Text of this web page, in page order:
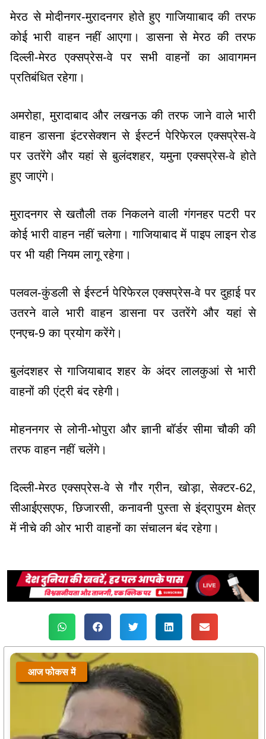
मेरठ से मोदीनगर-मुरादनगर होते हुए गाजियााबाद की तरफ
कोई भारी वाहन नहीं आएगा। डासना से मेरठ की तरफ
दिल्ली-मेरठ एक्सप्रेस-वे पर सभी वाहनों का आवागमन
प्रतिबंधित रहेगा।
अमरोहा, मुरादाबाद और लखनऊ की तरफ जाने वाले भारी
वाहन डासना इंटरसेक्शन से ईस्टर्न पेरिफेरल एक्सप्रेस-वे
पर उतरेंगे और यहां से बुलंदशहर, यमुना एक्सप्रेस-वे होते
हुए जाएंगे।
मुरादनगर से खतौली तक निकलने वाली गंगनहर पटरी पर
कोई भारी वाहन नहीं चलेगा। गाजियाबाद में पाइप लाइन रोड
पर भी यही नियम लागू रहेगा।
पलवल-कुंडली से ईस्टर्न पेरिफेरल एक्सप्रेस-वे पर दुहाई पर
उतरने वाले भारी वाहन डासना पर उतरेंगे और यहां से
एनएच-9 का प्रयोग करेंगे।
बुलंदशहर से गाजियाबाद शहर के अंदर लालकुआं से भारी
वाहनों की एंट्री बंद रहेगी।
मोहननगर से लोनी-भोपुरा और ज्ञानी बॉर्डर सीमा चौकी की
तरफ वाहन नहीं चलेंगे।
दिल्ली-मेरठ एक्सप्रेस-वे से गौर ग्रीन, खोड़ा, सेक्टर-62,
सीआईएसएफ, छिजारसी, कनावनी पुस्ता से इंद्रापुरम क्षेत्र
में नीचे की ओर भारी वाहनों का संचालन बंद रहेगा।
आज फोकस में